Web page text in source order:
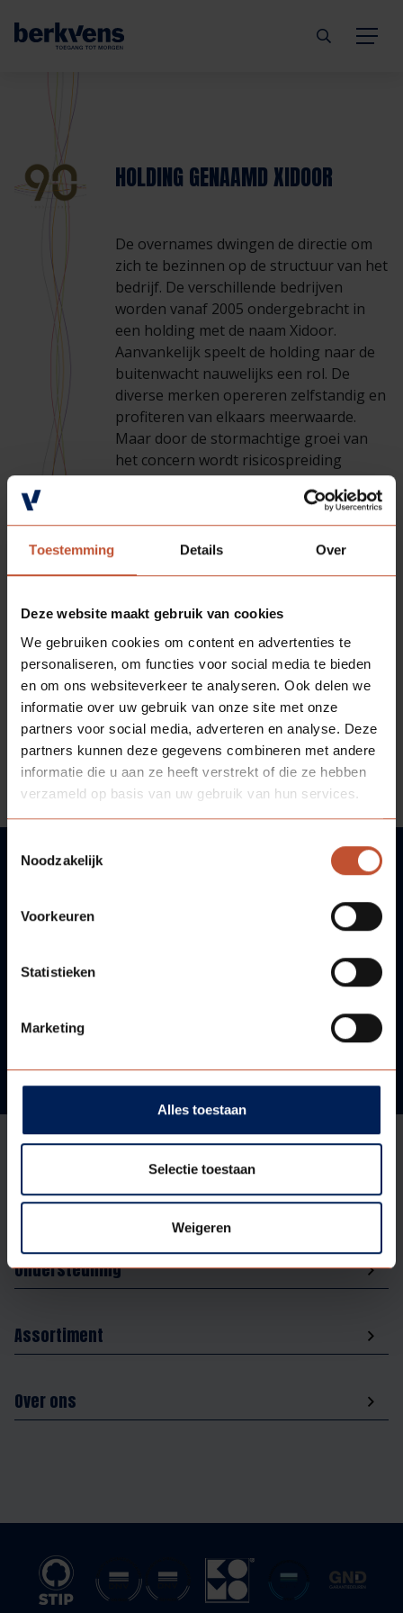
Toestemming Details Over
Deze website maakt gebruik van cookies
We gebruiken cookies om content en advertenties te
personaliseren, om functies voor social media te bieden
en om ons websiteverkeer te analyseren. Ook delen we
informatie over uw gebruik van onze site met onze
partners voor social media, adverteren en analyse. Deze
partners kunnen deze gegevens combineren met andere
informatie die u aan ze heeft verstrekt of die ze hebben
verzameld op basis van uw gebruik van hun services.
Noodzakelijk
Voorkeuren
Statistieken
Marketing
Alles toestaan
Selectie toestaan
Weigeren
Terug
Deuren
Kozijnen
Hang- & sluitwerk
Diensten
Technische documentatie
Veelgestelde vragen
Terug
Eengezinswoning
Meergezinswoning
Utiliteitsgebouw
Prefab woning
Terug
Aannemer
Architect
Projectontwikkelaar
Handelspartner
Terug
Inbraakwerend
Brandwerend
Rookwerend
Duurzaamheid
Brochures
Technische documentatie
Veelgestelde vragen
Terug
mijndeur.nl
Webshop
Verkooppunten
Veelgestelde vragen
Terug
Organisatie
Duurzaamheid
GND Garantiedeuren
Werken bij Berkvens
HOLDING GENAAMD XIDOOR
De overnames dwingen de directie om
zich te bezinnen op de structuur van het
bedrijf. De verschillende bedrijven
worden vanaf 2005 ondergebracht in
een holding met de naam Xidoor.
Aanvankelijk speelt de holding naar de
buitenwacht nauwelijks een rol. De
diverse merken opereren zelfstandig en
profiteren van elkaars meerwaarde.
Maar door de stormachtige groei van
het concern wordt risicospreiding
steeds belangrijker. De holding kan de
verschillende werkmaatschappijen ook
objectief bekijken. Zo’n helikopterview is
nodig om ook op de langere termijn het
wel bestaan en met respect wordt er
gekeken naar de geschiedenis en wat er
allemaal is opgebouwd.
Deel deze
pagina:
VRAGEN?
Aanbod
Ondersteuning
Assortiment
Over ons